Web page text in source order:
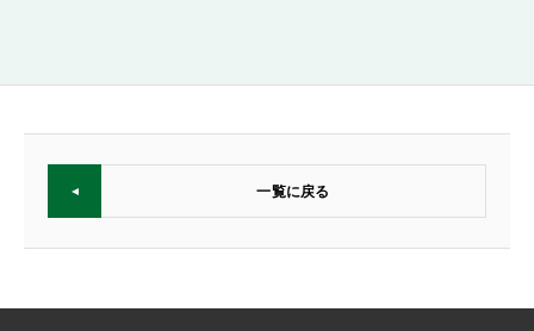
一覧に戻る